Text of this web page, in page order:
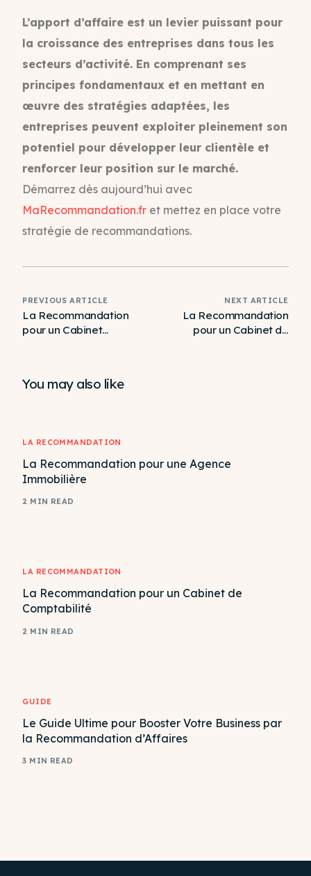
L’apport d’affaire est un levier puissant pour
la croissance des entreprises dans tous les
secteurs d’activité. En comprenant ses
principes fondamentaux et en mettant en
œuvre des stratégies adaptées, les
entreprises peuvent exploiter pleinement son
potentiel pour développer leur clientèle et
renforcer leur position sur le marché.
Démarrez dès aujourd’hui avec
MaRecommandation.fr et mettez en place votre
stratégie de recommandations.
PREVIOUS ARTICLE
La Recommandation
pour un Cabinet
NEXT ARTICLE
La Recommandation
pour un Cabinet de
You may also like
LA RECOMMANDATION
La Recommandation pour une Agence
Immobilière
2 MIN READ
LA RECOMMANDATION
La Recommandation pour un Cabinet de
Comptabilité
2 MIN READ
GUIDE
Le Guide Ultime pour Booster Votre Business par
la Recommandation d’Affaires
3 MIN READ